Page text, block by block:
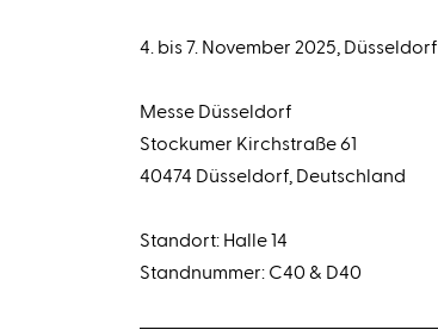
4. bis 7. November 2025, Düsseldorf
Messe Düsseldorf
Stockumer Kirchstraße 61
40474 Düsseldorf, Deutschland
Standort: Halle 14
Standnummer: C40 & D40